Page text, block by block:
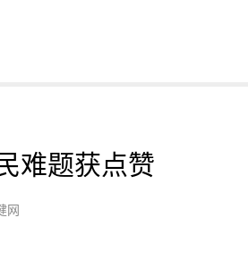
难题获点赞
网